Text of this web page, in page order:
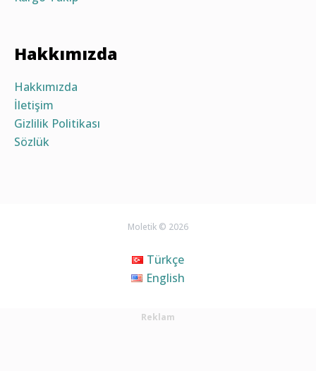
Hakkımızda
Hakkımızda
İletişim
Gizlilik Politikası
Sözlük
Moletik © 2026
Türkçe
English
Reklam